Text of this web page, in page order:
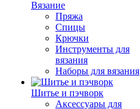
Вязание
Пряжа
Спицы
Крючки
Инструменты для
вязания
Наборы для вязания
Шитье и пэчворк
Аксессуары для